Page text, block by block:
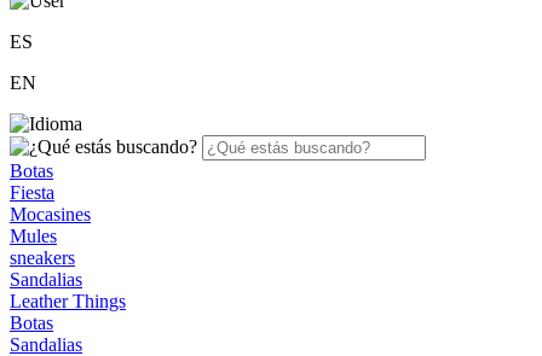
ES
EN
Botas
Fiesta
Mocasines
Mules
sneakers
Sandalias
Leather Things
Botas
Sandalias